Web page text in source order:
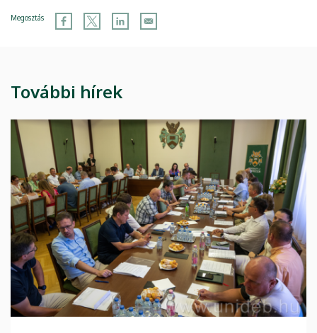
Megosztás
További hírek